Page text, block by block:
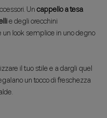
Uncappello a tesa
e degli orecchini
look semplice in uno degno
il tuo stile e a dargli quel
un tocco di freschezza